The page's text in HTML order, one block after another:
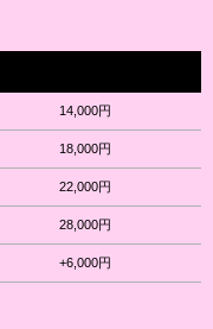
14,000円
18,000円
22,000円
28,000円
+6,000円